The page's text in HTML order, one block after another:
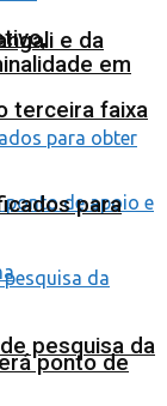
e da
terceira faixa
ponto de
em
para
pesquisa da